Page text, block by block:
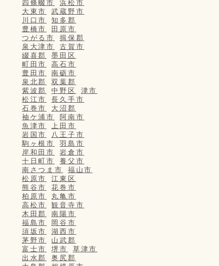
四條畷市
浜松市
大東市
武蔵野市
川口市
知多郡
豊橋市
田原市
つがる市
揖保郡
泉大津市
古賀市
綴喜郡
墨田区
町田市
高石市
豊田市
南砺市
泉北郡
双葉郡
紫波郡
中野区
津市
松江市
長久手市
石巻市
大沼郡
袖ケ浦市
阿南市
魚津市
上田市
岩国市
八王子市
駒ヶ根市
羽島市
岸和田市
岩倉市
十日町市
養父市
南さつま市
福山市
松原市
江東区
熊谷市
花巻市
柏原市
丸亀市
高松市
観音寺市
木田郡
南陽市
福島市
岡谷市
須坂市
湖西市
茅野市
山武郡
富士市
堺市
草津市
出水郡
奥尻郡